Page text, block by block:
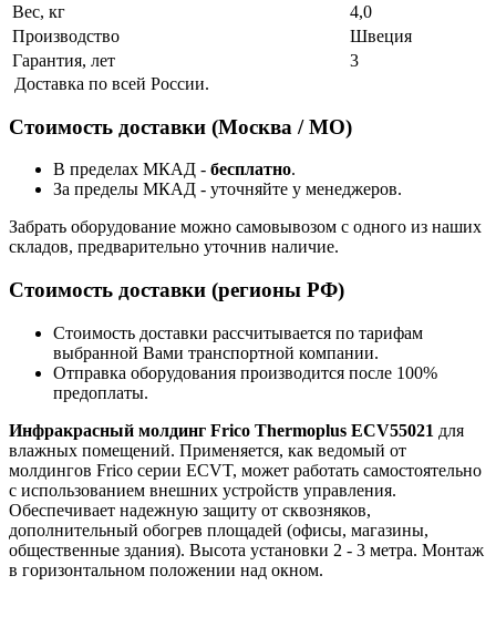
Вес, кг
4,0
Производство
Швеция
Гарантия, лет
3
Доставка по всей России.
Стоимость доставки (Москва / МО)
В пределах МКАД - бесплатно.
За пределы МКАД - уточняйте у менеджеров.
Забрать оборудование можно самовывозом с одного из наших
складов, предварительно уточнив наличие.
Стоимость доставки (регионы РФ)
Стоимость доставки рассчитывается по тарифам
выбранной Вами транспортной компании.
Отправка оборудования производится после 100%
предоплаты.
Инфракрасный молдинг Frico Thermoplus ECV55021 для
влажных помещений. Применяется, как ведомый от
молдингов Frico серии ECVT, может работать самостоятельно
с использованием внешних устройств управления.
Обеспечивает надежную защиту от сквозняков,
дополнительный обогрев площадей (офисы, магазины,
общественные здания). Высота установки 2 - 3 метра. Монтаж
в горизонтальном положении над окном.